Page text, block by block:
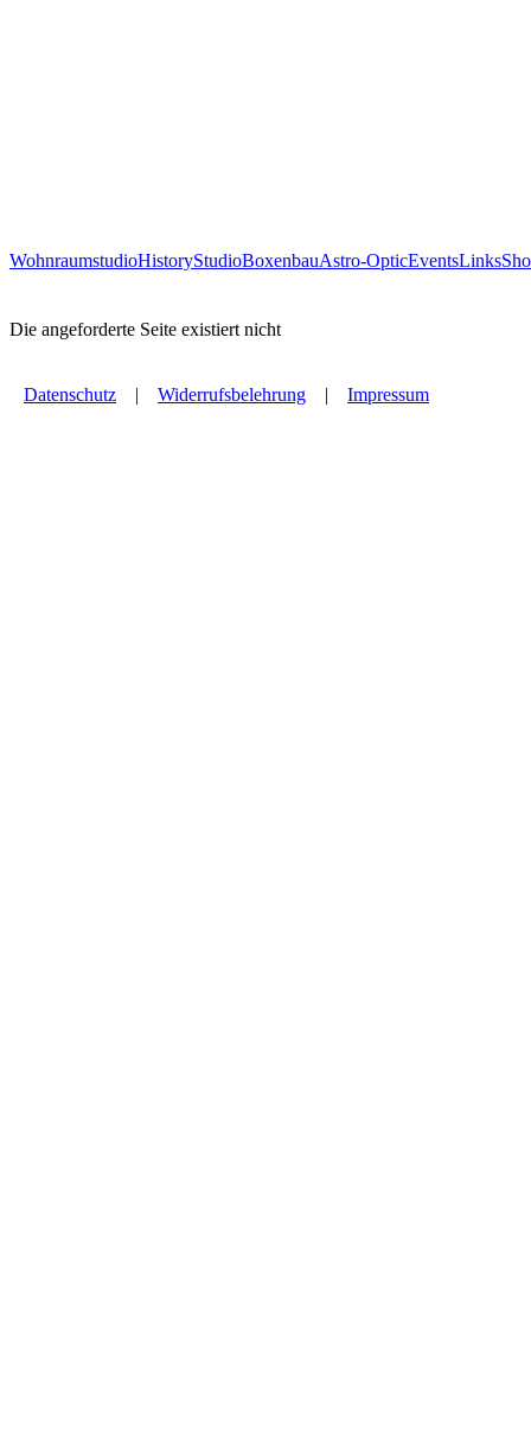
WohnraumstudioHistoryStudioBoxenbauAstro-OpticEventsLinks
Die angeforderte Seite existiert nicht
Datenschutz | Widerrufsbelehrung | Impressum